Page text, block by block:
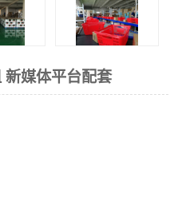
新媒体平台配套